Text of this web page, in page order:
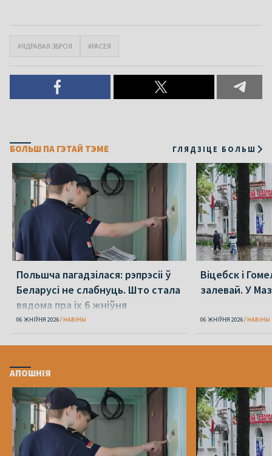
#ЯДРАВАЯ ЗБРОЯ #РАСЕЯ
БОЛЬШ ПА ГЭТАЙ ТЭМЕ ГЛЯДЗІЦЕ БОЛЬШ
Польшча пагадзілася: рэпрэсіі ў
Беларусі не слабнуць. Што стала
вядома пра іх 6 жніўня
06 ЖНІЎНЯ 2026 НАВІНЫ
Віцебск і
залевай. У
06 ЖНІЎНЯ 2026 НАВІНЫ
АПОШНІЯ